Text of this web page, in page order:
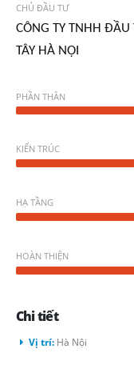
CHỦ ĐẦU TƯ
CÔNG TY TNHH ĐẦU
TÂY HÀ NỘI
PHẦN THÂN
KIẾN TRÚC
HẠ TẦNG
HOÀN THIỆN
Chi tiết
Vị trí: Hà Nội